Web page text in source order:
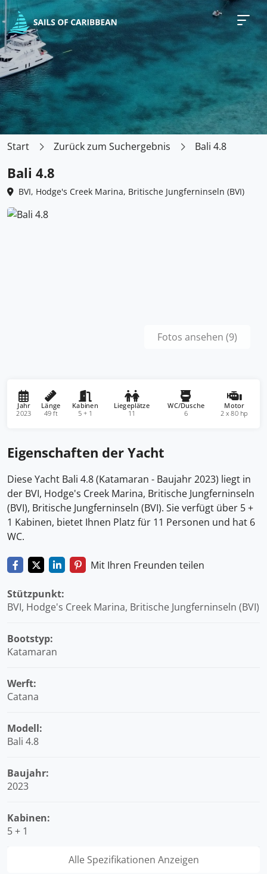
Start Zurück zum Suchergebnis Bali 4.8
Bali 4.8
BVI, Hodge's Creek Marina, Britische Jungferninseln (BVI)
Fotos ansehen (9)
Jahr
2023
Länge
49 ft
Kabinen
5 + 1
Liegeplätze
11
WC/Dusche
6
Motor
2 x 80 hp
Eigenschaften der Yacht
Diese Yacht Bali 4.8 (Katamaran - Baujahr 2023) liegt in
der BVI, Hodge's Creek Marina, Britische Jungferninseln
(BVI), Britische Jungferninseln (BVI). Sie verfügt über 5 +
1 Kabinen, bietet Ihnen Platz für 11 Personen und hat 6
WC.
Mit Ihren Freunden teilen
Stützpunkt:
BVI, Hodge's Creek Marina, Britische Jungferninseln (BVI)
Bootstyp:
Katamaran
Werft:
Catana
Modell:
Bali 4.8
Baujahr:
2023
Kabinen:
5 + 1
Alle Spezifikationen Anzeigen